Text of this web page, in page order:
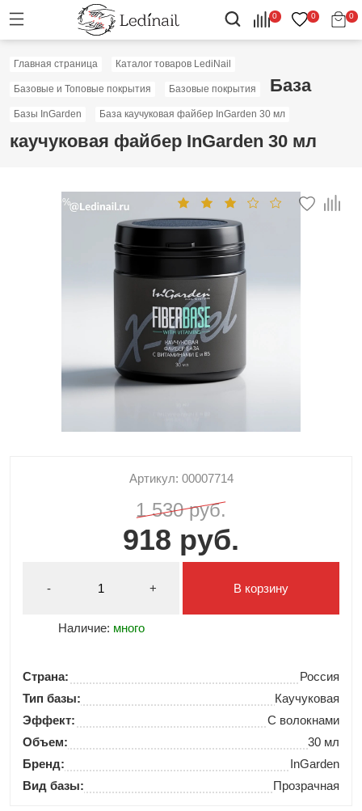
0 0 0
Главная страница Каталог товаров LediNail
Базовые и Топовые покрытия Базовые покрытия
Базы InGarden База каучуковая файбер InGarden 30 мл
База
каучуковая файбер InGarden 30 мл
Скидка: 40%
Артикул: 00007714
1 530 руб.
918 руб.
- +
Наличие: много
В корзину
Страна:
Россия
Тип базы:
Каучуковая
Эффект:
С волокнами
Объем:
30 мл
Бренд:
InGarden
Вид базы:
Прозрачная